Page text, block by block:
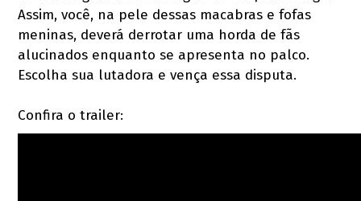
Assim, você, na pele dessas macabras e fofas
meninas, deverá derrotar uma horda de fãs
alucinados enquanto se apresenta no palco.
Escolha sua lutadora e vença essa disputa.
Confira o trailer: